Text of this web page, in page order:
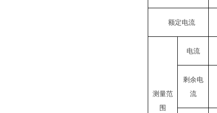
额定电流
测量范
围
电流
剩余电
流